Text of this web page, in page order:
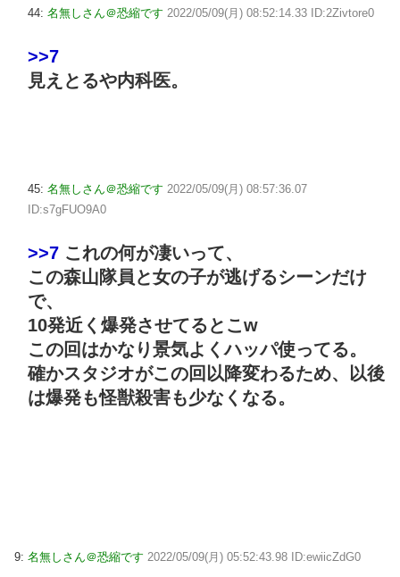
44: 名無しさん＠恐縮です 2022/05/09(月) 08:52:14.33 ID:2Zivtore0
>>7
見えとるや内科医。
45: 名無しさん＠恐縮です 2022/05/09(月) 08:57:36.07
ID:s7gFUO9A0
>>7 これの何が凄いって、
この森山隊員と女の子が逃げるシーンだけ
で、
10発近く爆発させてるとこw
この回はかなり景気よくハッパ使ってる。
確かスタジオがこの回以降変わるため、以後
は爆発も怪獣殺害も少なくなる。
9: 名無しさん＠恐縮です 2022/05/09(月) 05:52:43.98 ID:ewiicZdG0